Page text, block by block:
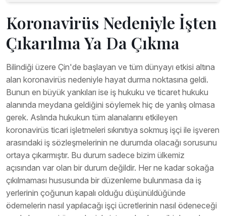
Koronavirüs Nedeniyle İşten
Çıkarılma Ya Da Çıkma
Bilindiği üzere Çin'de başlayan ve tüm dünyayı etkisi altına
alan koronavirüs nedeniyle hayat durma noktasına geldi.
Bunun en büyük yankıları ise iş hukuku ve ticaret hukuku
alanında meydana geldiğini söylemek hiç de yanlış olmasa
gerek. Aslında hukukun tüm alanalarını etkileyen
koronavirüs ticari işletmeleri sıkınıtıya sokmuş işçi ile işveren
arasındaki iş sözleşmelerinin ne durumda olacağı sorusunu
ortaya çıkarmıştır. Bu durum sadece bizim ülkemiz
açısından var olan bir durum değildir. Her ne kadar sokağa
çıkılmaması hususunda bir düzenleme bulunmasa da iş
yerlerinin çoğunun kapalı olduğu düşünüldüğünde
ödemelerin nasıl yapılacağı işçi ücretlerinin nasıl ödeneceği